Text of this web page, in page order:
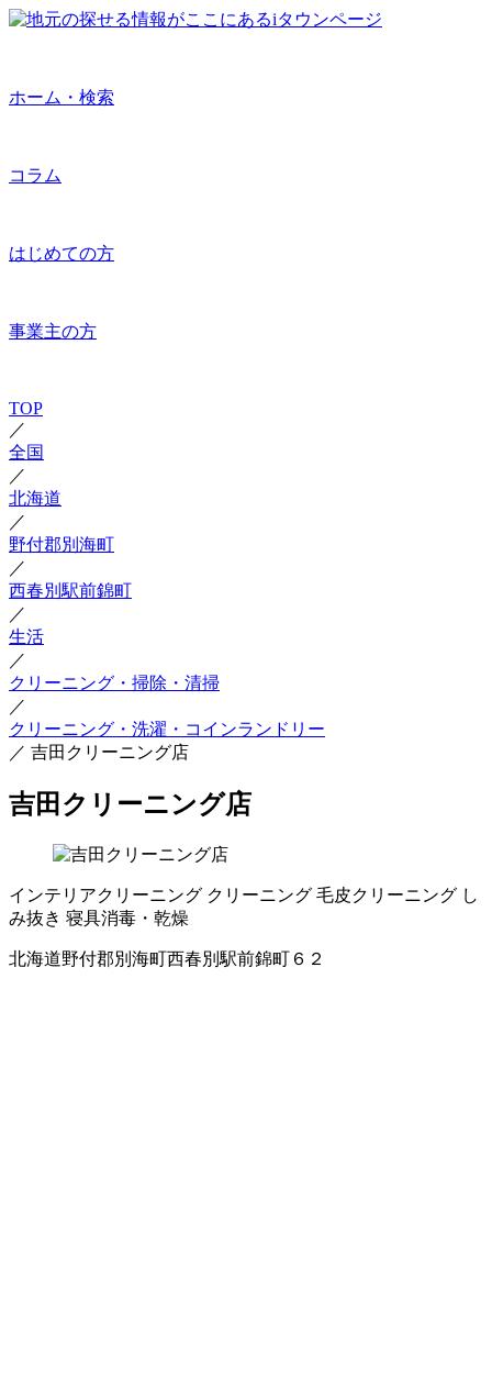
ホーム・検索
コラム
はじめての方
事業主の方
TOP
／
全国
／
北海道
／
野付郡別海町
／
西春別駅前錦町
／
生活
／
クリーニング・掃除・清掃
／
クリーニング・洗濯・コインランドリー
／ 吉田クリーニング店
吉田クリーニング店
インテリアクリーニング クリーニング 毛皮クリーニング し
み抜き 寝具消毒・乾燥
北海道野付郡別海町西春別駅前錦町６２